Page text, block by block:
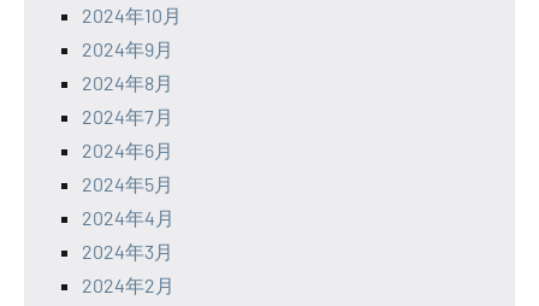
2024年10月
2024年9月
2024年8月
2024年7月
2024年6月
2024年5月
2024年4月
2024年3月
2024年2月